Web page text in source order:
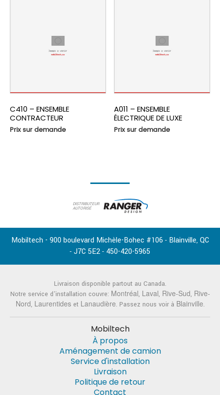
C410 – ENSEMBLE
CONTRACTEUR
Prix sur demande
A011 – ENSEMBLE
ÉLECTRIQUE DE LUXE
Prix sur demande
DISTRIBUTEUR
AUTORISÉ
Mobiltech - 900 boulevard Michèle-Bohec #106 - Blainville, QC
- J7C 5E2 - 450-420-5965
Livraison disponible partout au Canada.
Notre service d'installation couvre: Montréal, Laval, Rive-Sud, Rive-
Nord, Laurentideset Lanaudière. Passez nous voir à Blainville.
Mobiltech
À propos
Aménagement de camion
Service d'installation
Livraison
Politique de retour
Contact